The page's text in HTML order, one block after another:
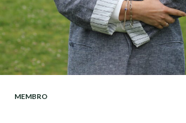
MEMBRO